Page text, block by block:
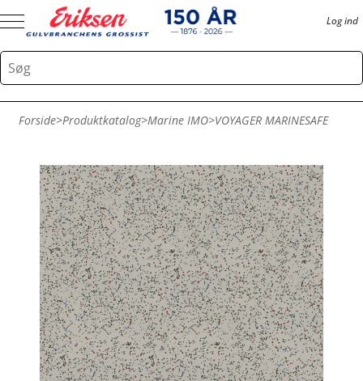
Log ind
Forside>Produktkatalog>Marine IMO>VOYAGER MARINESAFE